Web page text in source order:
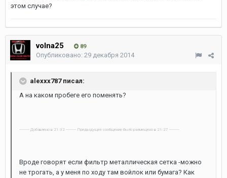
этом случае?
volna25 89
Опубликовано: 29 декабря 2014
alexxx787 писал:
А на каком пробеге его поменять?
---------- Добавлено в 21:32 ---------- Предыдущее сообщение было размещено в 21:27 ----------
Вроде говорят если фильтр металлическая сетка -можно
не трогать, а у меня по ходу там войлок или бумага? Как